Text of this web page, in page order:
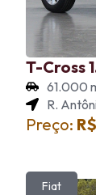
T-Cross
61.000
R.
Preço:
Fiat